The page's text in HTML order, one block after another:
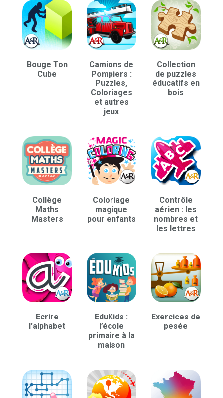
Bouge Ton
Cube
Camions de
Pompiers :
Puzzles,
Coloriages
et autres
jeux
Collection
de puzzles
éducatifs en
bois
Collège
Maths
Masters
Coloriage
magique
pour enfants
Contrôle
aérien : les
nombres et
les lettres
Ecrire
l’alphabet
EduKids :
l’école
primaire à la
maison
Exercices de
pesée